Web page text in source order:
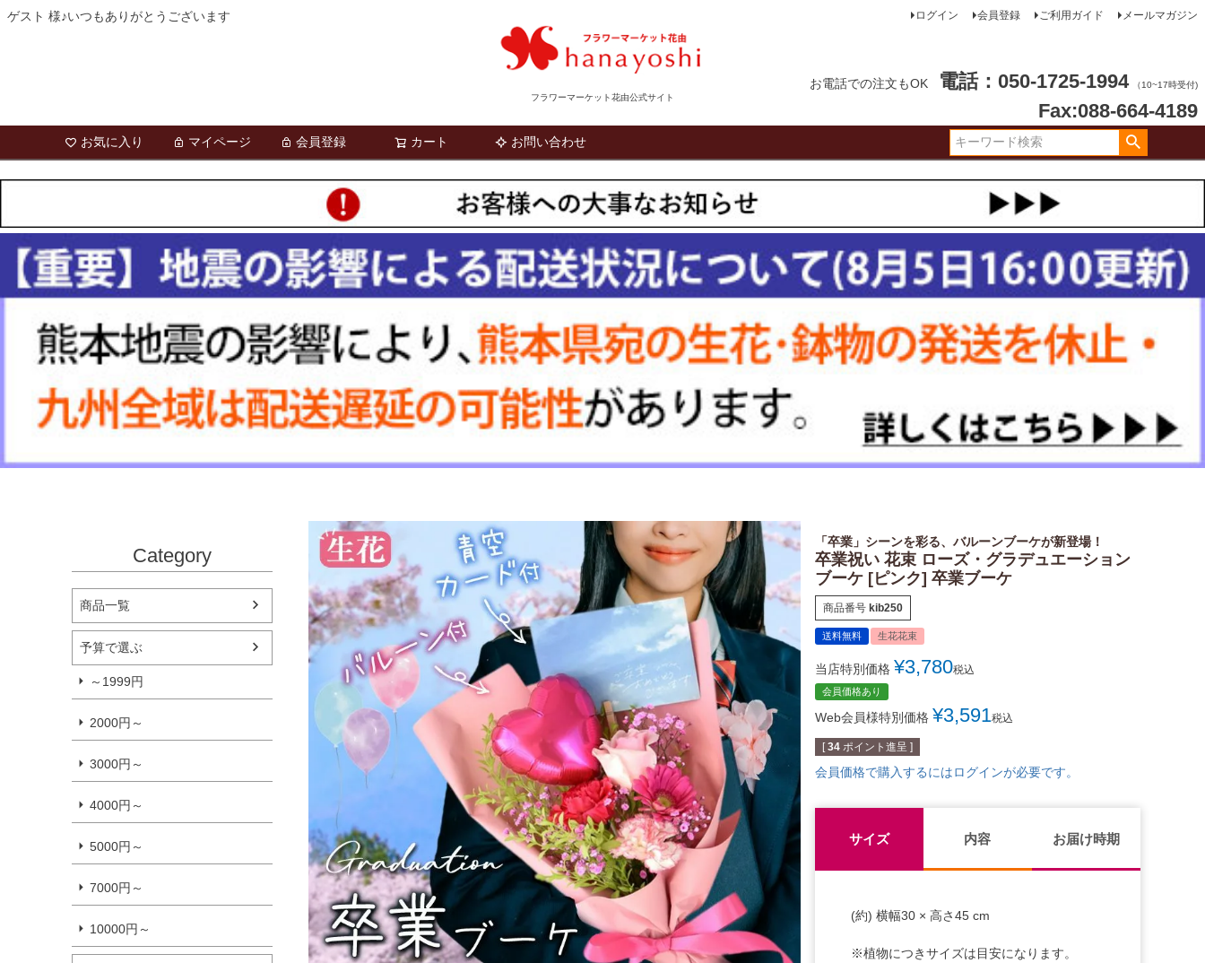
ゲスト 様♪いつもありがとうございます
フラワーマーケット花由公式サイト
ログイン 会員登録 ご利用ガイド メールマガジン
お電話での注文もOK 電話：050-1725-1994 （10~17時受付)
Fax:088-664-4189
お気に入り マイページ 会員登録 カート お問い合わせ
Category
商品一覧
予算で選ぶ
～1999円
2000円～
3000円～
4000円～
5000円～
7000円～
10000円～
「卒業」シーンを彩る、バルーンブーケが新登場！
卒業祝い 花束 ローズ・グラデュエーション
ブーケ [ピンク] 卒業ブーケ
商品番号 kib250
送料無料 生花花束
当店特別価格 ¥3,780税込
会員価格あり
Web会員様特別価格 ¥3,591税込
[ 34 ポイント進呈 ]
会員価格で購入するにはログインが必要です。
サイズ 内容 お届け時期
(約) 横幅30 × 高さ45 cm
※植物につきサイズは目安になります。